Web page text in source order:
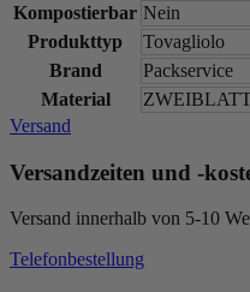
Kompostierbar Nein
Produkttyp
Tovagliolo
Brand
Packservice
Material
Versand
Versandzeiten und -
Versand innerhalb von 5-10
Telefonbestellung